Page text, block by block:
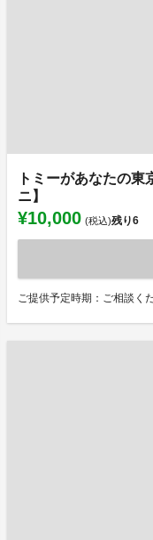
トミーがあなたの東
ニ】
¥10,000 (税込)残り6
ご提供予定時期：ご相談く